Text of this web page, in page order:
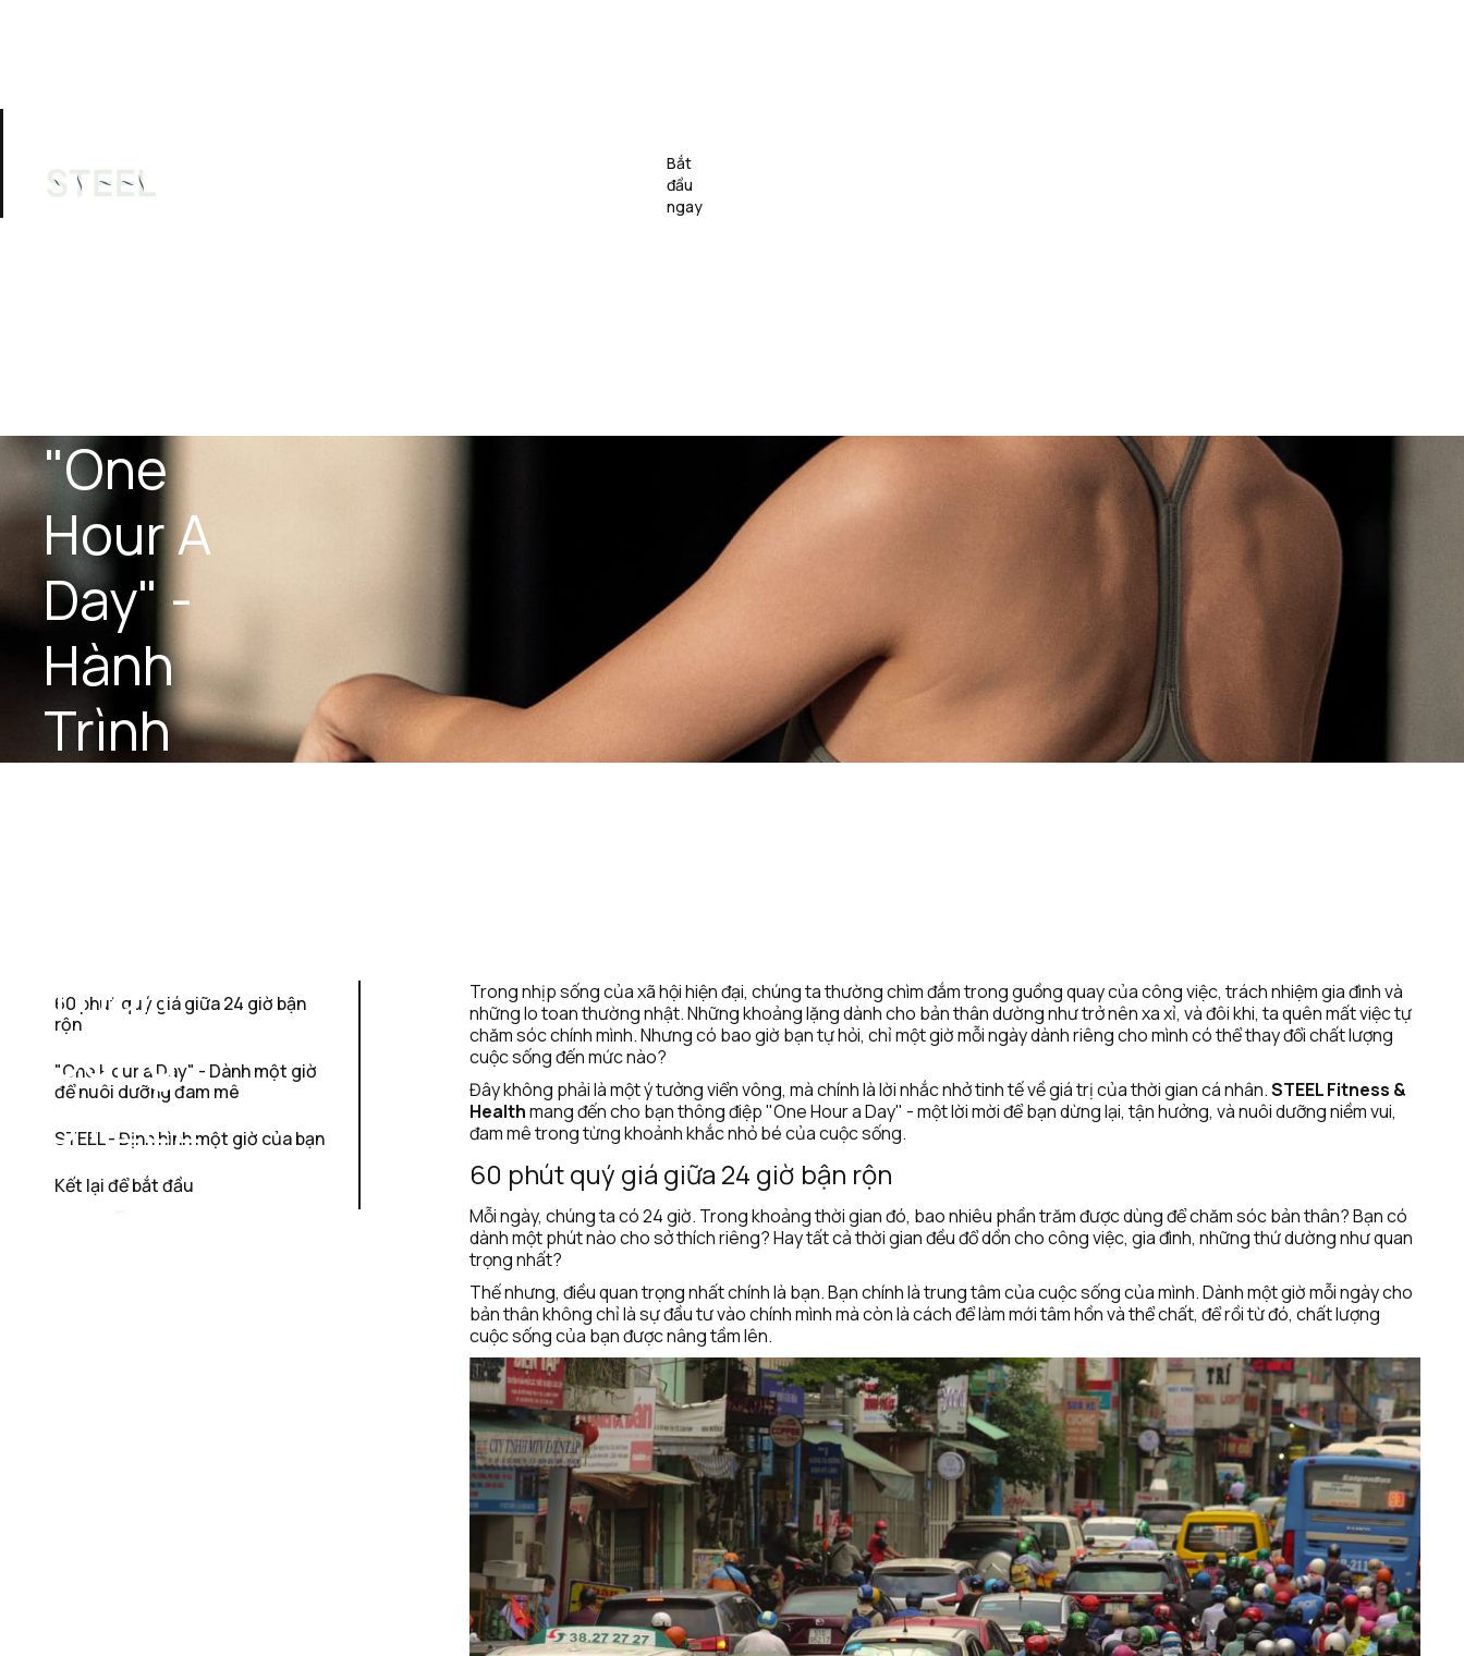
Bắt
đầu
ngay
"One
Hour A
Day" -
Hành
Trình
Thân
Cùng
STEEL
STEEL
February
60 phút quý giá giữa 24 giờ bận
rộn
"One Hour a Day" - Dành một giờ
để nuôi dưỡng đam mê
STEEL - Định hình một giờ của bạn
Kết lại để bắt đầu
Trong nhịp sống của xã hội hiện đại, chúng ta thường chìm đắm trong guồng quay của công việc, trách nhiệm gia đình và
những lo toan thường nhật. Những khoảng lặng dành cho bản thân dường như trở nên xa xỉ, và đôi khi, ta quên mất việc tự
chăm sóc chính mình. Nhưng có bao giờ bạn tự hỏi, chỉ một giờ mỗi ngày dành riêng cho mình có thể thay đổi chất lượng
cuộc sống đến mức nào?
Đây không phải là một ý tưởng viển vông, mà chính là lời nhắc nhở tinh tế về giá trị của thời gian cá nhân. STEEL Fitness &
Health mang đến cho bạn thông điệp "One Hour a Day" - một lời mời để bạn dừng lại, tận hưởng, và nuôi dưỡng niềm vui,
đam mê trong từng khoảnh khắc nhỏ bé của cuộc sống.
60 phút quý giá giữa 24 giờ bận rộn
Mỗi ngày, chúng ta có 24 giờ. Trong khoảng thời gian đó, bao nhiêu phần trăm được dùng để chăm sóc bản thân? Bạn có
dành một phút nào cho sở thích riêng? Hay tất cả thời gian đều đổ dồn cho công việc, gia đình, những thứ dường như quan
trọng nhất?
Thế nhưng, điều quan trọng nhất chính là bạn. Bạn chính là trung tâm của cuộc sống của mình. Dành một giờ mỗi ngày cho
bản thân không chỉ là sự đầu tư vào chính mình mà còn là cách để làm mới tâm hồn và thể chất, để rồi từ đó, chất lượng
cuộc sống của bạn được nâng tầm lên.